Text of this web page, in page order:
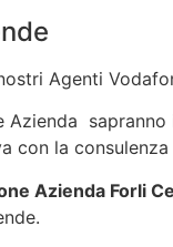
Agenti
Azienda
con la
Azienda Forli